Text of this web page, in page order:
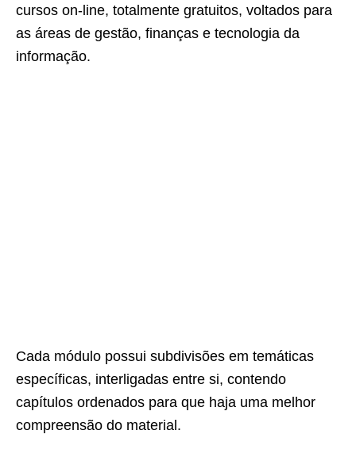
cursos on-line, totalmente gratuitos, voltados para
as áreas de gestão, finanças e tecnologia da
informação.
Cada módulo possui subdivisões em temáticas
específicas, interligadas entre si, contendo
capítulos ordenados para que haja uma melhor
compreensão do material.